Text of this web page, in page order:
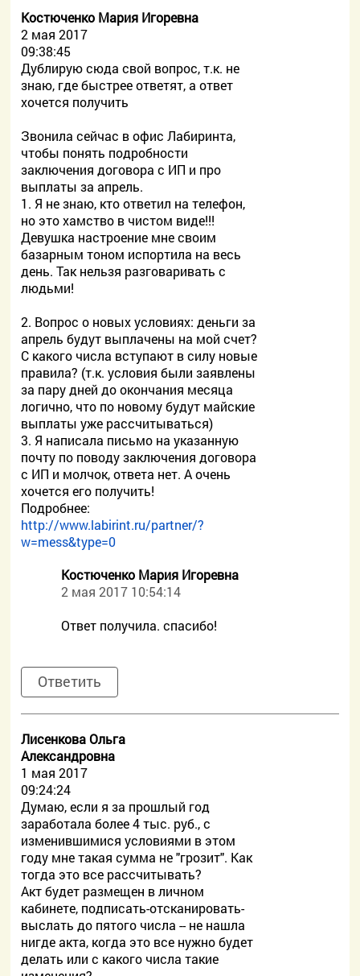
Костюченко Мария Игоревна
2 мая 2017
09:38:45
Дублирую сюда свой вопрос, т.к. не
знаю, где быстрее ответят, а ответ
хочется получить
Звонила сейчас в офис Лабиринта,
чтобы понять подробности
заключения договора с ИП и про
выплаты за апрель.
1. Я не знаю, кто ответил на телефон,
но это хамство в чистом виде!!!
Девушка настроение мне своим
базарным тоном испортила на весь
день. Так нельзя разговаривать с
людьми!
2. Вопрос о новых условиях: деньги за
апрель будут выплачены на мой счет?
С какого числа вступают в силу новые
правила? (т.к. условия были заявлены
за пару дней до окончания месяца
логично, что по новому будут майские
выплаты уже рассчитываться)
3. Я написала письмо на указанную
почту по поводу заключения договора
с ИП и молчок, ответа нет. А очень
хочется его получить!
Подробнее:
http://www.labirint.ru/partner/?
w=mess&type=0
Костюченко Мария Игоревна
2 мая 2017 10:54:14
Ответ получила. спасибо!
Ответить
Лисенкова Ольга
Александровна
1 мая 2017
09:24:24
Думаю, если я за прошлый год
заработала более 4 тыс. руб., с
изменившимися условиями в этом
году мне такая сумма не "грозит". Как
тогда это все рассчитывать?
Акт будет размещен в личном
кабинете, подписать-отсканировать-
выслать до пятого числа -- не нашла
нигде акта, когда это все нужно будет
делать или с какого числа такие